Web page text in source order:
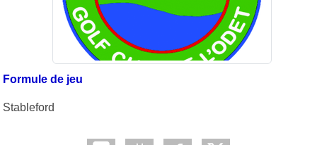
Formule de jeu
Stableford